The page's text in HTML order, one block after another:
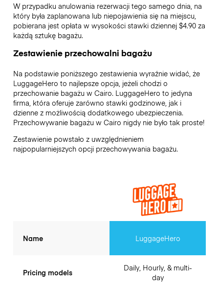
W przypadku anulowania rezerwacji tego samego dnia, na
który była zaplanowana lub niepojawienia się na miejscu,
pobierana jest opłata w wysokości stawki dziennej $4.90 za
każdą sztukę bagażu.
Zestawienie przechowalni bagażu
Na podstawie poniższego zestawienia wyraźnie widać, że
LuggageHero to najlepsze opcja, jeżeli chodzi o
przechowanie bagażu w Cairo. LuggageHero to jedyna
firma, która oferuje zarówno stawki godzinowe, jak i
dzienne z możliwością dodatkowego ubezpieczenia.
Przechowywanie bagażu w Cairo nigdy nie było tak proste!
Zestawienie powstało z uwzględnieniem
najpopularniejszych opcji przechowywania bagażu.
Name
Pricing models
LuggageHero
Daily, Hourly, & multi-
day